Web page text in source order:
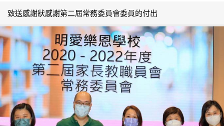
致送感謝狀感謝第二屆常務委員會委員的付出